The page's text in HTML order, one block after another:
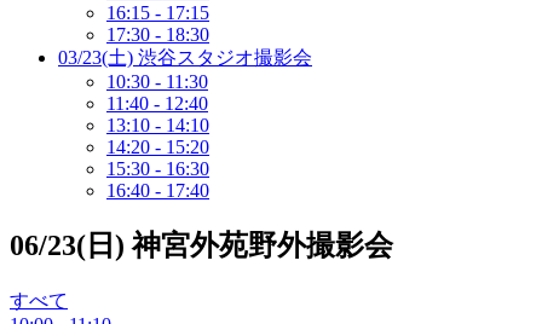
16:15 - 17:15
17:30 - 18:30
03/23(土) 渋谷スタジオ撮影会
10:30 - 11:30
11:40 - 12:40
13:10 - 14:10
14:20 - 15:20
15:30 - 16:30
16:40 - 17:40
06/23(日) 神宮外苑野外撮影会
すべて